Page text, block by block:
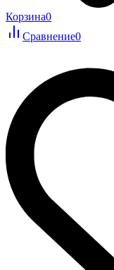
Корзина0
Сравнение0